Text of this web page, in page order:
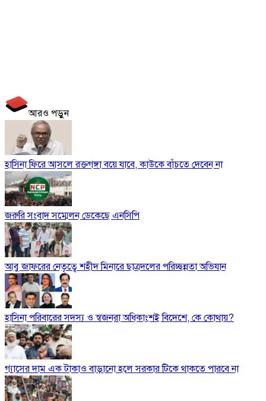
আরও পড়ুন
হাসিনা ফিরে আসলে রক্তগঙ্গা বয়ে যাবে, কাউকে বাঁচতে দেবেন না
জরুরি সংবাদ সম্মেলন ডেকেছে এনসিপি
আবু জাফরের নেতৃত্বে শহীদ মিনারে ছাত্রদলের পরিচ্ছন্নতা অভিযান
হাসিনা পরিবারের সদস্য ও স্বজনরা অধিকাংশই বিদেশে, কে কোথায়?
গ্যাসের দাম এক টাকাও বাড়ানো হলে সরকার টিকে থাকতে পারবে না